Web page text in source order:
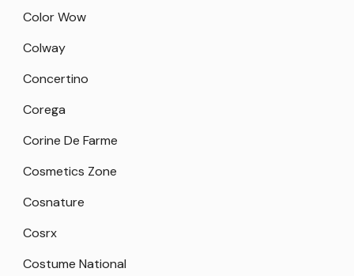
Color Wow
Colway
Concertino
Corega
Corine De Farme
Cosmetics Zone
Cosnature
Cosrx
Costume National